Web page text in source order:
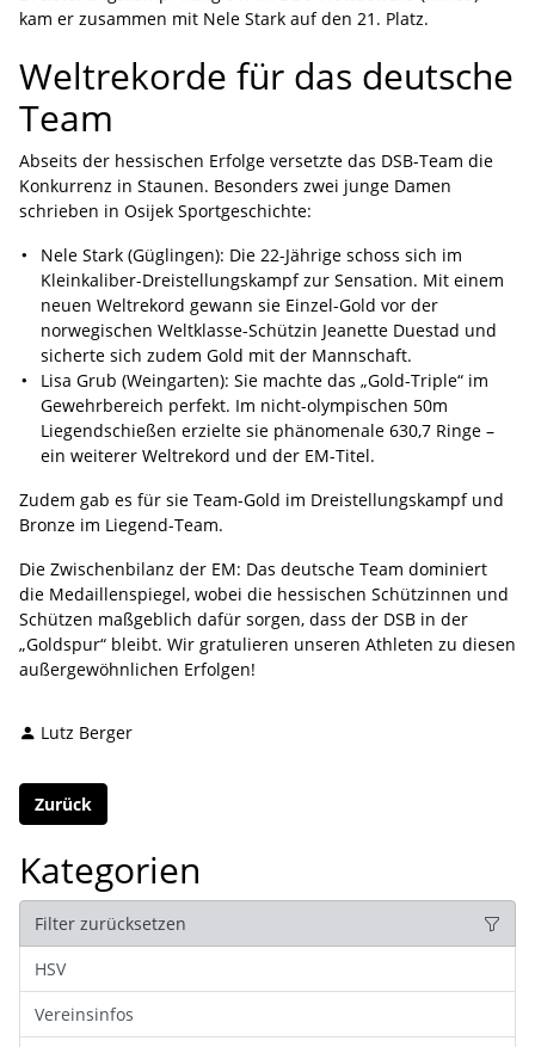
kam er zusammen mit Nele Stark auf den 21. Platz.
Weltrekorde für das deutsche
Team
Abseits der hessischen Erfolge versetzte das DSB-Team die
Konkurrenz in Staunen. Besonders zwei junge Damen
schrieben in Osijek Sportgeschichte:
Nele Stark (Güglingen): Die 22-Jährige schoss sich im
Kleinkaliber-Dreistellungskampf zur Sensation. Mit einem
neuen Weltrekord gewann sie Einzel-Gold vor der
norwegischen Weltklasse-Schützin Jeanette Duestad und
sicherte sich zudem Gold mit der Mannschaft.
Lisa Grub (Weingarten): Sie machte das „Gold-Triple“ im
Gewehrbereich perfekt. Im nicht-olympischen 50m
Liegendschießen erzielte sie phänomenale 630,7 Ringe –
ein weiterer Weltrekord und der EM-Titel.
Zudem gab es für sie Team-Gold im Dreistellungskampf und
Bronze im Liegend-Team.
Die Zwischenbilanz der EM: Das deutsche Team dominiert
die Medaillenspiegel, wobei die hessischen Schützinnen und
Schützen maßgeblich dafür sorgen, dass der DSB in der
„Goldspur“ bleibt. Wir gratulieren unseren Athleten zu diesen
außergewöhnlichen Erfolgen!
Lutz Berger
Zurück
Kategorien
Filter zurücksetzen
HSV
Vereinsinfos